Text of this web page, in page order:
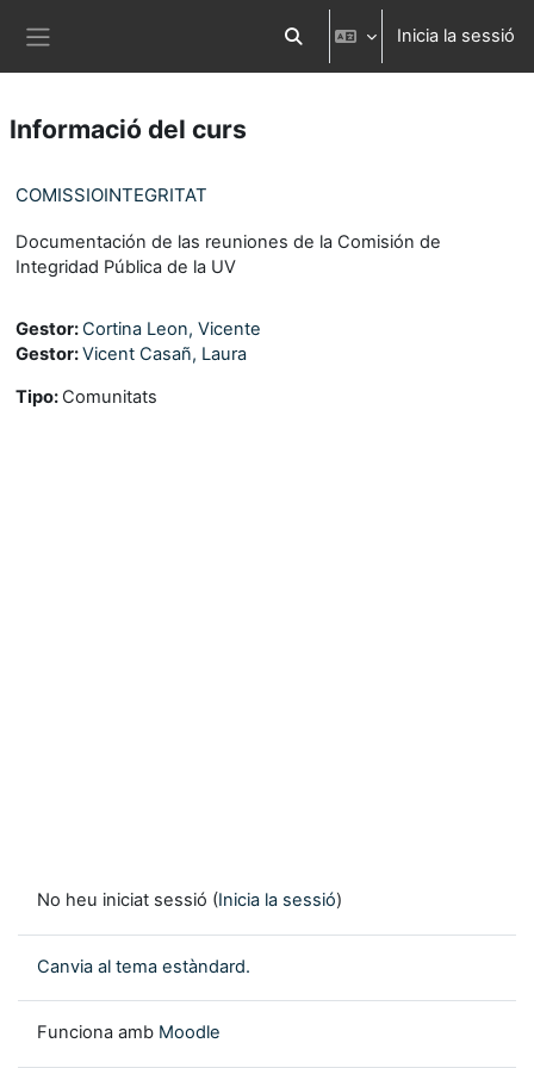
Commuta l'entrada de la cerca
Inicia la sessió
Informació del curs
COMISSIOINTEGRITAT
Documentación de las reuniones de la Comisión de
Integridad Pública de la UV
Gestor:Cortina Leon, Vicente
Gestor:Vicent Casañ, Laura
Tipo: Comunitats
No heu iniciat sessió (Inicia la sessió)
Canvia al tema estàndard.
Funciona amb Moodle